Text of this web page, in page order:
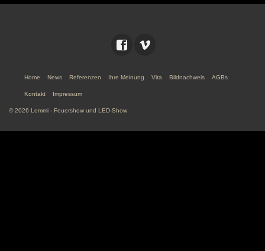
Home News Referenzen Ihre Meinung Vita Bildnachweis AGBs
Kontakt Impressum
© 2026 Lemmi - Feuershow und LED-Show